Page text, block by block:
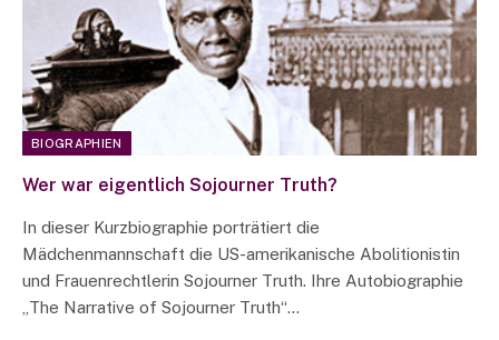
BIOGRAPHIEN
Wer war eigentlich Sojourner Truth?
In dieser Kurzbiographie porträtiert die
Mädchenmannschaft die US-amerikanische Abolitionistin
und Frauenrechtlerin Sojourner Truth. Ihre Autobiographie
„The Narrative of Sojourner Truth“…